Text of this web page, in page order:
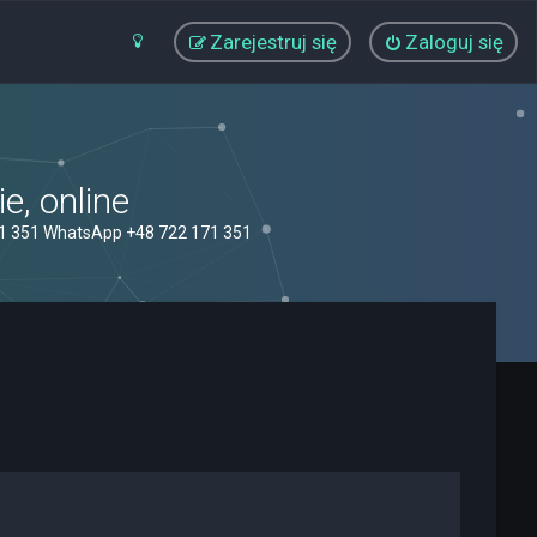
Zaloguj się
Zarejestruj się
online
351 WhatsApp +48 722 171 351